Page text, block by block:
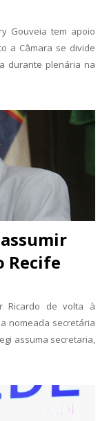
Gouveia tem apoio
a Câmara se divide
durante plenária na
Recife
Ricardo de volta à
nomeada secretária
assuma secretaria,